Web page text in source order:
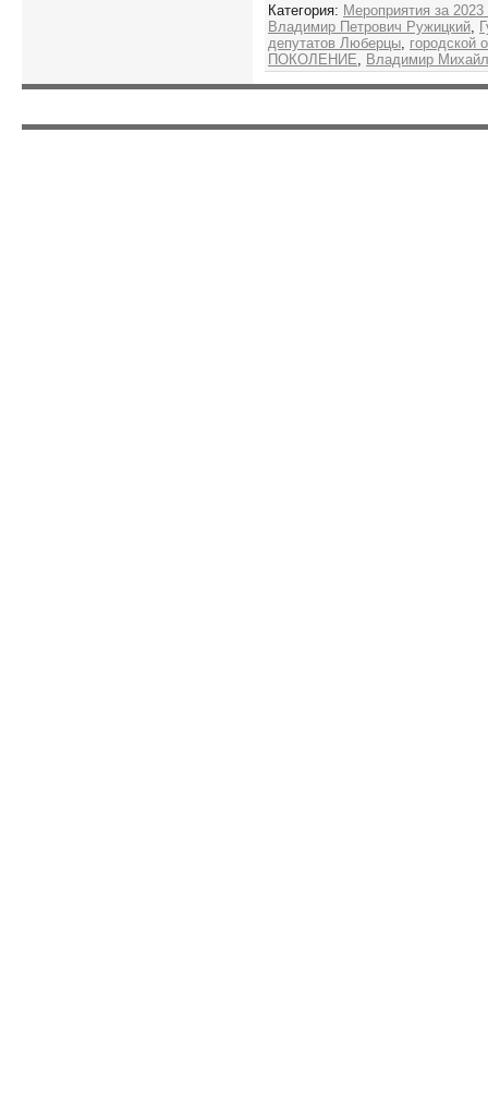
Категория: Мероприятия за 2023
Владимир Петрович Ружицкий
депутатов Люберцы городской
ПОКОЛЕНИЕ
Владимир